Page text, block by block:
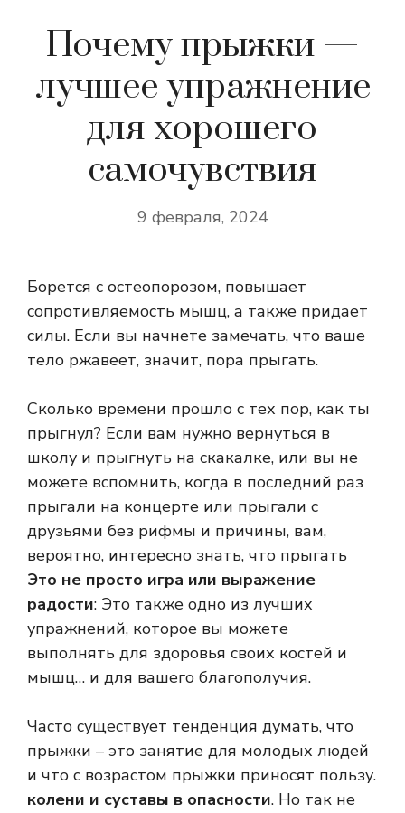
Почему прыжки —
лучшее упражнение
для хорошего
самочувствия
9 февраля, 2024
Борется с остеопорозом, повышает
сопротивляемость мышц, а также придает
силы. Если вы начнете замечать, что ваше
тело ржавеет, значит, пора прыгать.
Сколько времени прошло с тех пор, как ты
прыгнул? Если вам нужно вернуться в
школу и прыгнуть на скакалке, или вы не
можете вспомнить, когда в последний раз
прыгали на концерте или прыгали с
друзьями без рифмы и причины, вам,
вероятно, интересно знать, что прыгать
Это не просто игра или выражение
радости: Это также одно из лучших
упражнений, которое вы можете
выполнять для здоровья своих костей и
мышц… и для вашего благополучия.
Часто существует тенденция думать, что
прыжки – это занятие для молодых людей
и что с возрастом прыжки приносят пользу.
колени и суставы в опасности. Но так не